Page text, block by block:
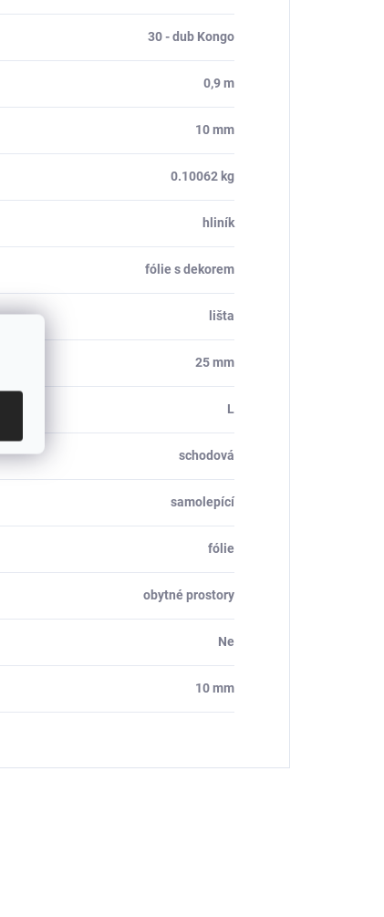
30 - dub Kongo
0,9 m
10 mm
0.10062 kg
hliník
fólie s dekorem
lišta
25 mm
L
schodová
samolepící
fólie
obytné prostory
Ne
10 mm